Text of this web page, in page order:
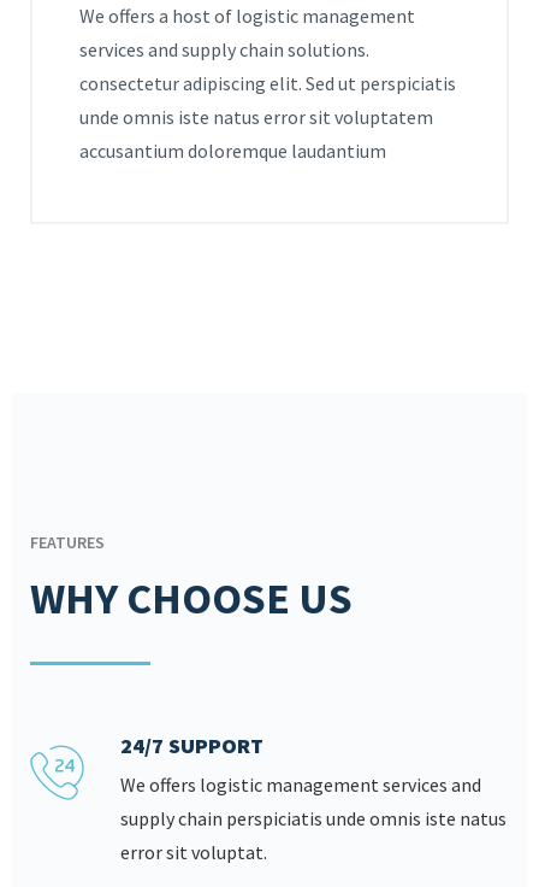
We offers a host of logistic management
services and supply chain solutions.
consectetur adipiscing elit. Sed ut perspiciatis
unde omnis iste natus error sit voluptatem
accusantium doloremque laudantium
FEATURES
WHY CHOOSE US
24/7 SUPPORT
We offers logistic management services and
supply chain perspiciatis unde omnis iste natus
error sit voluptat.